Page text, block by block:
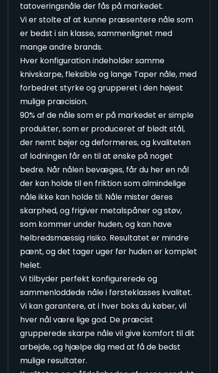
tatoveringsnåle der fås på markedet.
Vi er stolte af at kunne præsentere nåle som
er bedst i sin klasse, sammenlignet med
mange andre brands.
Hver konfiguration indeholder samme
knivskarpe, fleksible og lange Taper nåle, med
forbedret styrke og grupperet i den højest
mulige præcision.
90% af de nåle som er på markedet er simple
produkter, som er produceret af blødt stål,
der nemt bøjer og deformeres, og kvaliteten
af lodningen får en til at ønske på noget
bedre. Når nålen bevæges, får du her en nål
der kan holde til en friktion som almindelige
nåle ikke kan holde til. Nåle mister deres
skarphed, og frigiver metalspåner og støv,
som kommer under huden, og kan have
helbredsmæssig risiko. Resultatet er mindre
pænt, og det tager uger før huden er komplet
helet.
Vi tilbyder perfekt konfigurerede og
sammenloddede nåle i førsteklasses kvalitet.
Vi kan garantere, at i hver boks du køber, vil
hver nål være lige god. De præcist
grupperede skarpe nåle vil give komfort til dit
arbejde, og hjælpe dig med at få de bedst
mulige resultater.